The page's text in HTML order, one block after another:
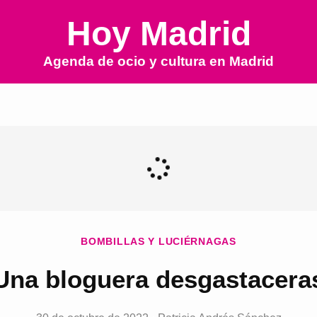
Hoy Madrid
Agenda de ocio y cultura en Madrid
BOMBILLAS Y LUCIÉRNAGAS
bloguera